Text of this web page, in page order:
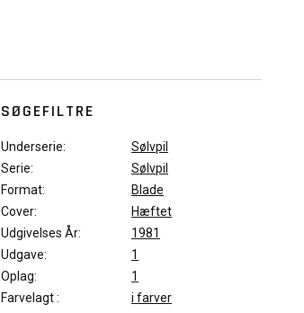
SØGEFILTRE
Underserie:
Sølvpil
Serie:
Sølvpil
Format:
Blade
Cover:
Hæftet
Udgivelses År:
1981
Udgave:
1
Oplag:
1
Farvelagt :
i farver